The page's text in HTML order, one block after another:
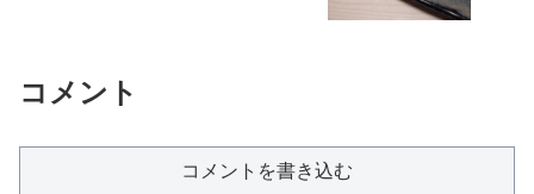
コメント
コメントを書き込む